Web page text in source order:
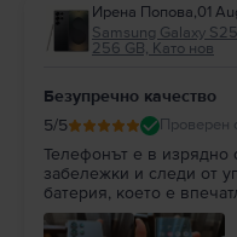
Ирена Попова,01
Samsung Galaxy
256 GB, Като нов
Безупречно качество
5/5 Проверен
Телефонът е в изрядно
забележки и следи от
батерия, което е